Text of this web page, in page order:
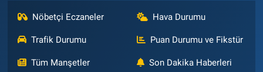
Nöbetçi Eczaneler Hava Durumu
Trafik Durumu Puan Durumu ve Fikstür
Tüm Manşetler Son Dakika Haberleri